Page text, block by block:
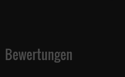
Gummi am Spiegelgewinde
Spiegel einfach ins vorhandene
Bewertungen